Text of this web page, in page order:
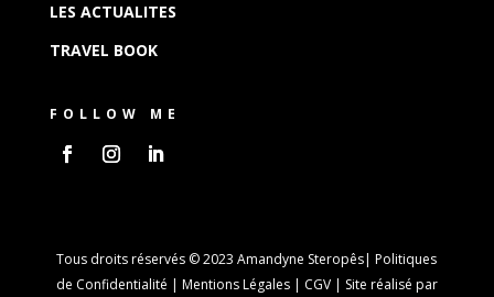
LES ACTUALITES
TRAVEL BOOK
FOLLOW ME
Tous droits réservés © 2023 Amandyne Steropês|Politiques
de Confidentialité | Mentions Légales| CGV| Site réalisé par